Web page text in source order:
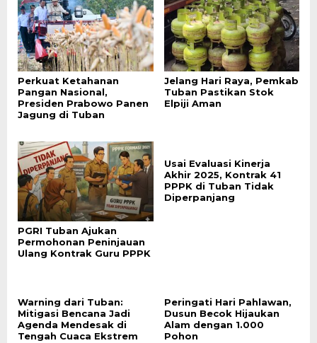
Perkuat Ketahanan
Pangan Nasional,
Presiden Prabowo Panen
Jagung di Tuban
Jelang Hari Raya, Pemkab
Tuban Pastikan Stok
Elpiji Aman
PGRI Tuban Ajukan
Permohonan Peninjauan
Ulang Kontrak Guru PPPK
Usai Evaluasi Kinerja
Akhir 2025, Kontrak 41
PPPK di Tuban Tidak
Diperpanjang
Warning dari Tuban:
Mitigasi Bencana Jadi
Agenda Mendesak di
Tengah Cuaca Ekstrem
Peringati Hari Pahlawan,
Dusun Becok Hijaukan
Alam dengan 1.000
Pohon